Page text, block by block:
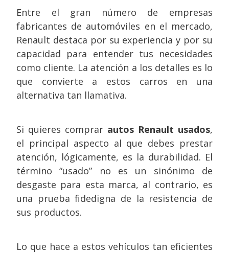
Entre el gran número de empresas
fabricantes de automóviles en el mercado,
Renault destaca por su experiencia y por su
capacidad para entender tus necesidades
como cliente. La atención a los detalles es lo
que convierte a estos carros en una
alternativa tan llamativa.
Si quieres comprar autos Renault usados,
el principal aspecto al que debes prestar
atención, lógicamente, es la durabilidad. El
término “usado” no es un sinónimo de
desgaste para esta marca, al contrario, es
una prueba fidedigna de la resistencia de
sus productos.
Lo que hace a estos vehículos tan eficientes